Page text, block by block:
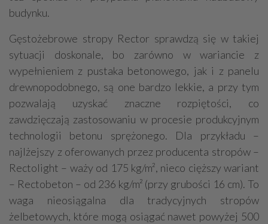
budynku.
Gęstożebrowe stropy Rector sprawdzą się w takiej
sytuacji doskonale, bo zarówno w wariancie z
wypełnieniem z pustaka betonowego, jak i z panelu
drewnopodobnego, są one bardzo lekkie, a przy tym
pozwalają uzyskać znaczne rozpiętości, co
zawdzięczają zastosowaniu w procesie produkcyjnym
technologii betonu sprężonego. Dla przykładu –
najlżejszy z oferowanych przez producenta stropów –
Rectolight – waży od 175 kg/m², nieco cięższy wariant
– Rectobeton – od 236 kg/m² (przy grubości 16 cm). To
waga nieosiągalna dla tradycyjnych stropów
żelbetowych, które mogą osiągać nawet powyżej 500